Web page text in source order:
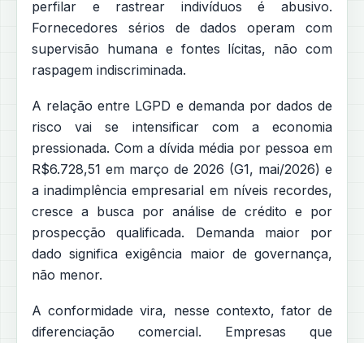
perfilar e rastrear indivíduos é abusivo.
Fornecedores sérios de dados operam com
supervisão humana e fontes lícitas, não com
raspagem indiscriminada.
A relação entre LGPD e demanda por dados de
risco vai se intensificar com a economia
pressionada. Com a dívida média por pessoa em
R$6.728,51 em março de 2026 (G1, mai/2026) e
a inadimplência empresarial em níveis recordes,
cresce a busca por análise de crédito e por
prospecção qualificada. Demanda maior por
dado significa exigência maior de governança,
não menor.
A conformidade vira, nesse contexto, fator de
diferenciação comercial. Empresas que